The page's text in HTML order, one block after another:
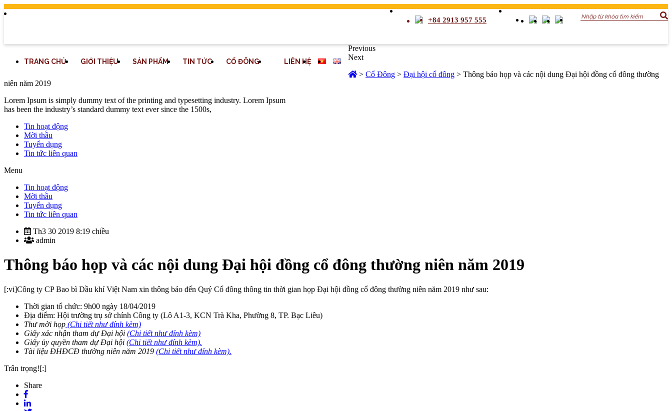
+84 2913 957 555
TRANG CHỦ GIỚI THIỆU SẢN PHẨM TIN TỨC CỔ ĐÔNG LIÊN HỆ
Previous
Next
> Cổ Đông > Đại hội cổ đông > Thông báo họp và các nội dung Đại hội đồng cổ đông thường
niên năm 2019
Lorem Ipsum is simply dummy text of the printing and typesetting industry. Lorem Ipsum
has been the industry’s standard dummy text ever since the 1500s,
Tin hoạt động
Mời thầu
Tuyển dụng
Tin tức liên quan
Menu
Tin hoạt động
Mời thầu
Tuyển dụng
Tin tức liên quan
Th3 30 2019 8:19 chiều
admin
Thông báo họp và các nội dung Đại hội đồng cổ đông thường niên năm 2019
[:vi]Công ty CP Bao bì Dầu khí Việt Nam xin thông báo đến Quý Cổ đông thông tin thời gian họp Đại hội đồng cổ đông thường niên năm 2019 như sau:
Thời gian tổ chức: 9h00 ngày 18/04/2019
Địa điểm: Hội trường trụ sở chính Công ty (Lô A1-3, KCN Trà Kha, Phường 8, TP. Bạc Liêu)
Thư mời họp (Chi tiết như đính kèm)
Giấy xác nhận tham dự Đại hội (Chi tiết như đính kèm)
Giấy ủy quyền tham dự Đại hội (Chi tiết như đính kèm).
Tài liệu ĐHĐCĐ thường niên năm 2019 (Chi tiết như đính kèm).
Trân trọng![:]
Share